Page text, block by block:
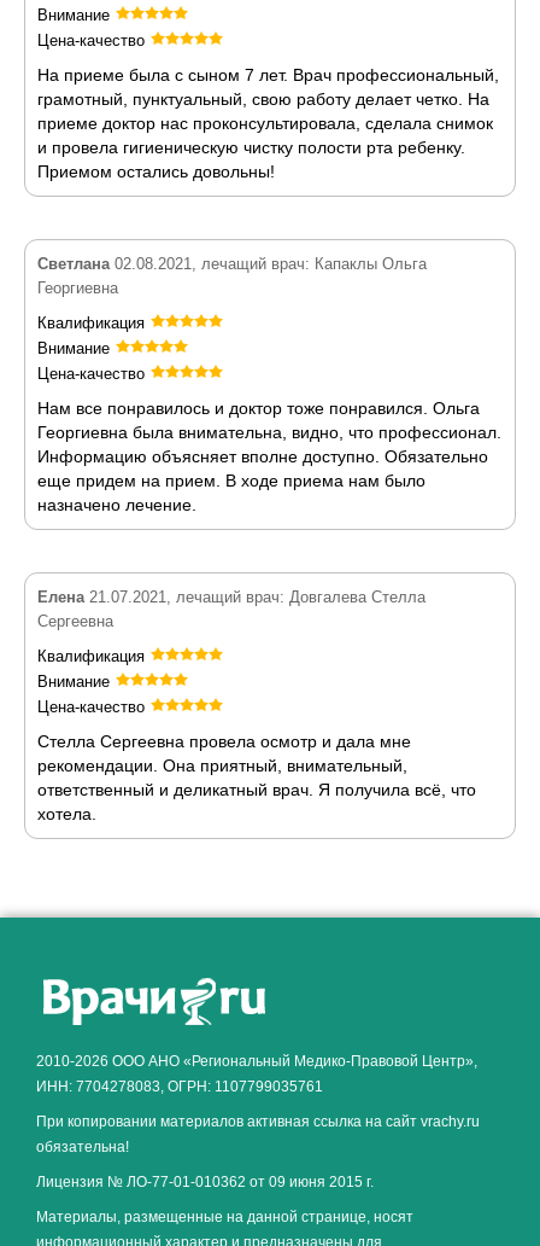
Внимание
Цена-качество
На приеме была с сыном 7 лет. Врач профессиональный,
грамотный, пунктуальный, свою работу делает четко. На
приеме доктор нас проконсультировала, сделала снимок
и провела гигиеническую чистку полости рта ребенку.
Приемом остались довольны!
Светлана02.08.2021, лечащий врач: Капаклы Ольга
Георгиевна
Квалификация
Внимание
Цена-качество
Нам все понравилось и доктор тоже понравился. Ольга
Георгиевна была внимательна, видно, что профессионал.
Информацию объясняет вполне доступно. Обязательно
еще придем на прием. В ходе приема нам было
назначено лечение.
Елена21.07.2021, лечащий врач: Довгалева Стелла
Сергеевна
Квалификация
Внимание
Цена-качество
Стелла Сергеевна провела осмотр и дала мне
рекомендации. Она приятный, внимательный,
ответственный и деликатный врач. Я получила всё, что
хотела.
2010-2026 ООО АНО «Региональный Медико-Правовой Центр»,
ИНН: 7704278083, ОГРН: 1107799035761
При копировании материалов активная ссылка на сайт vrachy.ru
обязательна!
Лицензия № ЛО-77-01-010362 от 09 июня 2015 г.
Материалы, размещенные на данной странице, носят
информационный характер и предназначены для